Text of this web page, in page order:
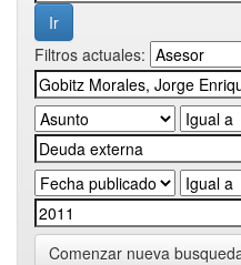
Filtros actuales:
Comenzar nueva